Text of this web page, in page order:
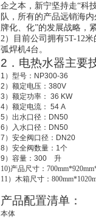
企之本 ， 新宁坚持走“科
队，所有的产品远销海
牌化、化”的发展战略，
2）目前公司拥有5T-12
弧焊机4台。
2 ．电热水器主要
1 ）型号： NP300-36
2 ）额定电压： 380V
3 ）额定功率： 36 KW
4）额定电流： 54 A
5 ）出水口径： DN50
6 ）入水口径： DN50
7 ）安全阀口径： DN20
8）安全阀数量： 1个
9 ）容量： 300 升
10)产品尺寸：
11 ）木箱尺寸：
产品配置清单：
本体